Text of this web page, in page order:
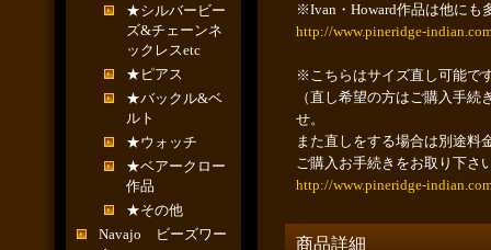
★シルバービー
ズ&チェーンネ
ックレスetc
★ピアス
★バックル&ベ
ルト
★ウォッチ
★ベアークロー
作品
★その他
Navajo ビーズワー
※Ivan・Howard作品は他にも
http://www.pineridge-
※こちらはサイズ直し可能で
（直し希望の方はご購入手
せ。
また直しをする場合は別途料
ご購入お手続きをお取り下さ
http://www.pineridge-
商品詳細